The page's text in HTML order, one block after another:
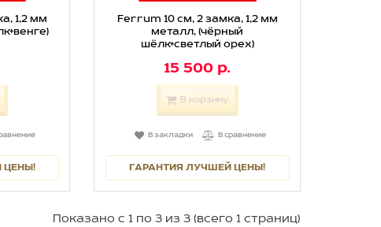
1,2 мм
ЦЕНЫ!
Ferrum 10 см, 2 замка, 1,2 мм
металл, (чёрный
шёлк+светлый орех)
15 500 р.
В корзину
В закладки В сравнение
ГАРАНТИЯ ЛУЧШЕЙ ЦЕНЫ!
Показано с 1 по 3 из 3 (всего 1 страниц)